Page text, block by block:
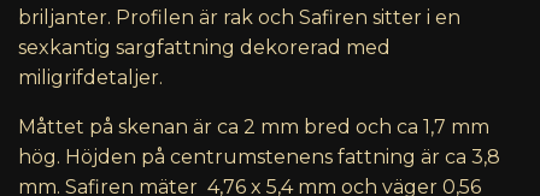
briljanter. Profilen är rak och Safiren sitter i en
sexkantig sargfattning dekorerad med
miligrifdetaljer.
Måttet på skenan är ca 2 mm bred och ca 1,7 mm
hög. Höjden på centrumstenens fattning är ca 3,8
mm. Safiren mäter 4,76 x 5,4 mm och väger 0,56